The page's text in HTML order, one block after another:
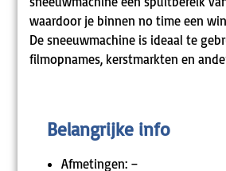
waardoor je binnen no time een
De sneeuwmachine is ideaal te
filmopnames, kerstmarkten en
Belangrijke info
Afmetingen: –